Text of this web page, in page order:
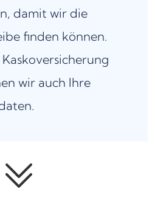
damit wir die
finden können.
wir auch Ihre